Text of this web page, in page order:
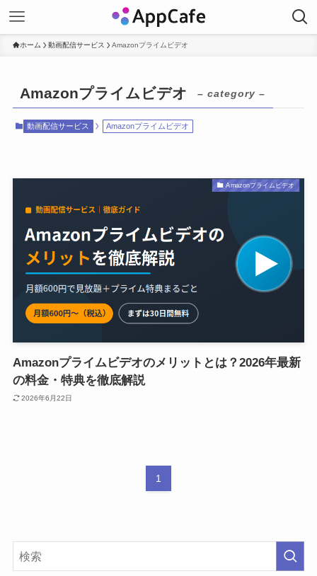
ホーム 動画配信サービス Amazonプライムビデオ
Amazonプライムビデオ – category –
動画配信サービス Amazonプライムビデオ
Amazonプライムビデオ
Amazonプライムビデオのメリットとは？2026年最新
の料金・特典を徹底解説
2026年6月22日
1